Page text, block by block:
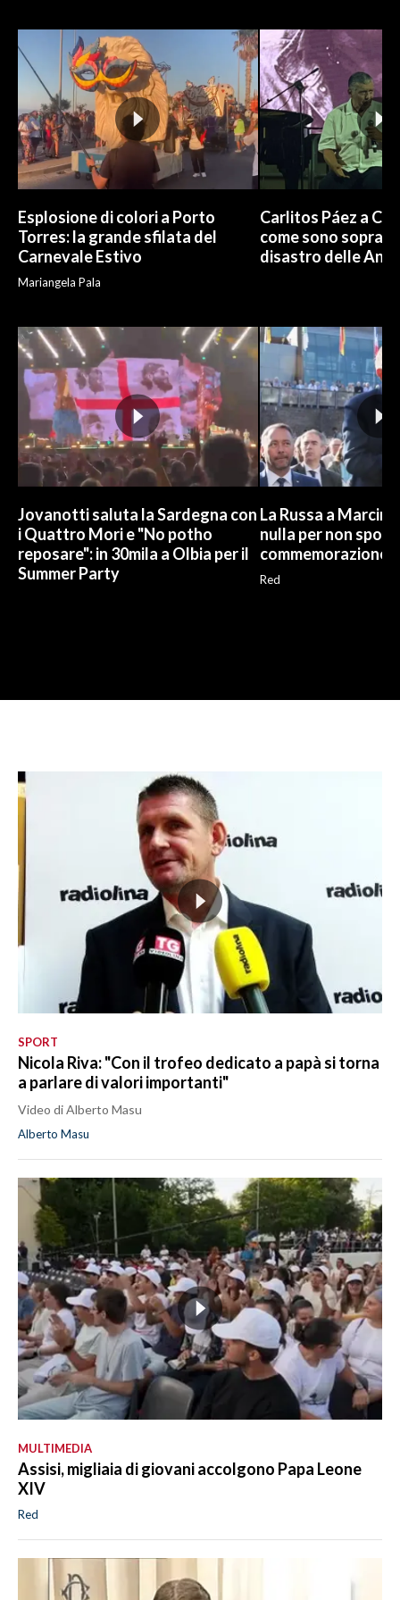
INFO AZIENDE
ABBONATI
ANNUNCI
NECROLOGI
PUBBLICITÀ
SPIAGGE
Esplosione di colori a Porto
Torres: la grande sfilata del
Carnevale Estivo
Mariangela Pala
Carlitos Páez a
come sono
disastro delle
Jovanotti saluta la Sardegna con
i Quattro Mori e "No potho
reposare": in 30mila a Olbia per il
Summer Party
La Russa a
nulla per non
commemorazione
Red
SPORT
Nicola Riva: "Con il trofeo dedicato a papà si torna
a parlare di valori importanti"
Video di Alberto Masu
Alberto Masu
MULTIMEDIA
Assisi, migliaia di giovani accolgono Papa Leone
XIV
Red